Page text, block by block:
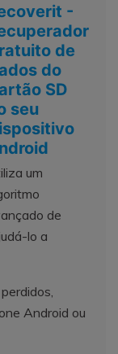
-
de
do
SD
seu
um
de
lo a
Android ou